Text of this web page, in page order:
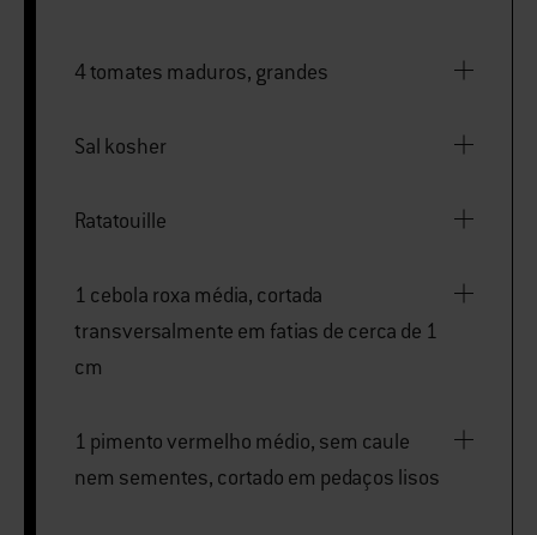
4 tomates maduros, grandes
Sal kosher
Ratatouille
1 cebola roxa média, cortada
transversalmente em fatias de cerca de 1
cm
1 pimento vermelho médio, sem caule
nem sementes, cortado em pedaços lisos